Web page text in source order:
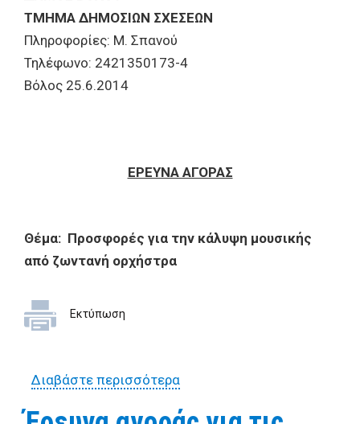
ΤΜΗΜΑ ΔΗΜΟΣΙΩΝ ΣΧΕΣΕΩΝ
Πληροφορίες: Μ. Σπανού
Τηλέφωνο: 2421350173-4
Βόλος 25.6.2014
ΕΡΕΥΝΑ ΑΓΟΡΑΣ
Θέμα: Προσφορές για την κάλυψη μουσικής
από ζωντανή ορχήστρα
Εκτύπωση
Διαβάστε περισσότεραγια Έρευνα αγοράς για την